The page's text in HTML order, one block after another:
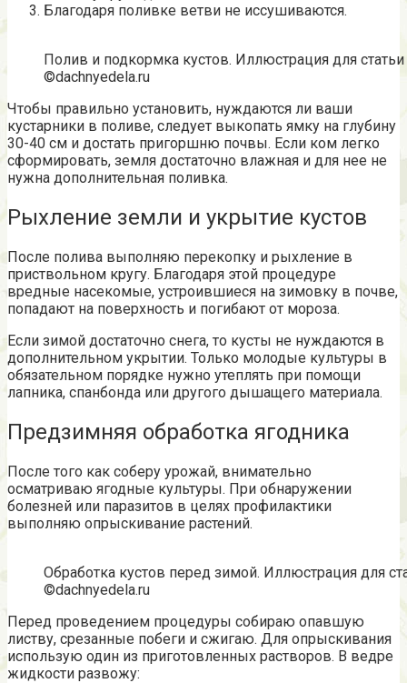
Благодаря поливке ветви не иссушиваются.
Полив и подкормка кустов. Иллюстрация для
©dachnyedela.ru
Чтобы правильно установить, нуждаются ли ваши
кустарники в поливе, следует выкопать ямку на глубину
30-40 см и достать пригоршню почвы. Если ком легко
сформировать, земля достаточно влажная и для нее не
нужна дополнительная поливка.
Рыхление земли и укрытие кустов
После полива выполняю перекопку и рыхление в
приствольном кругу. Благодаря этой процедуре
вредные насекомые, устроившиеся на зимовку в почве,
попадают на поверхность и погибают от мороза.
Если зимой достаточно снега, то кусты не нуждаются в
дополнительном укрытии. Только молодые культуры в
обязательном порядке нужно утеплять при помощи
лапника, спанбонда или другого дышащего материала.
Предзимняя обработка ягодника
После того как соберу урожай, внимательно
осматриваю ягодные культуры. При обнаружении
болезней или паразитов в целях профилактики
выполняю опрыскивание растений.
Обработка кустов перед зимой. Иллюстрация для
©dachnyedela.ru
Перед проведением процедуры собираю опавшую
листву, срезанные побеги и сжигаю. Для опрыскивания
использую один из приготовленных растворов. В ведре
жидкости развожу: